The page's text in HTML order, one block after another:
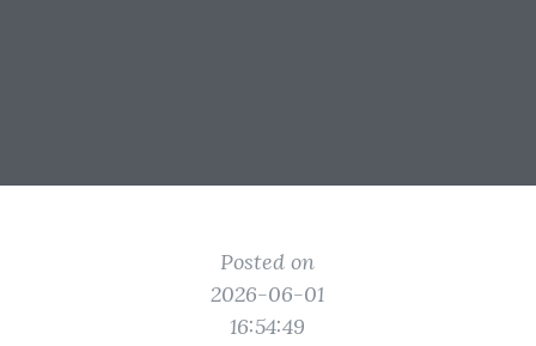
Posted on
2026-06-01
16:54:49